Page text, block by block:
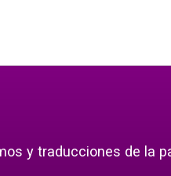
y traducciones de la